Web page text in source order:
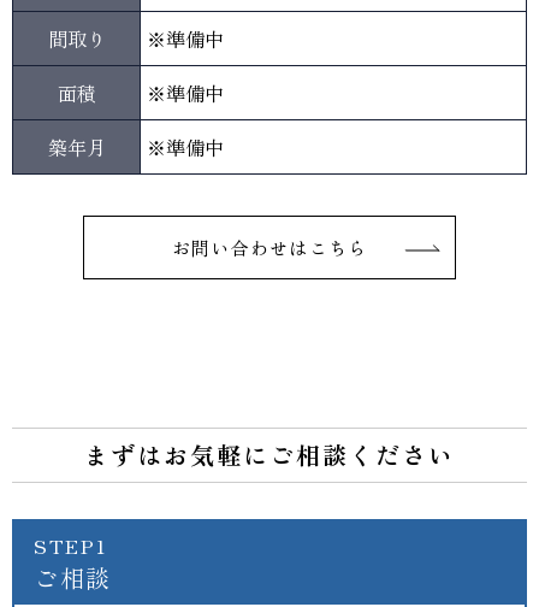
間取り
※準備中
面積
※準備中
築年月
※準備中
お問い合わせはこちら
まずはお気軽にご相談ください
STEP1
ご相談